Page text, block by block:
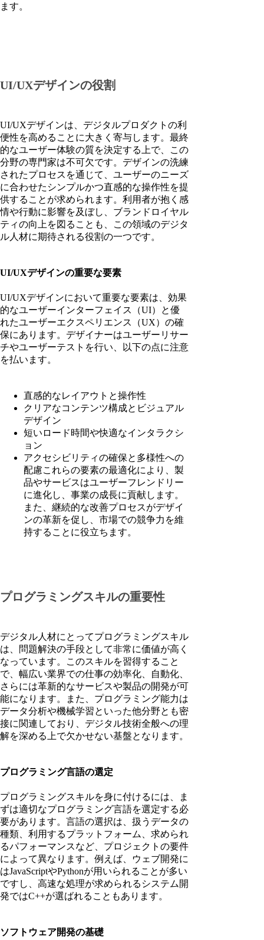
ます。
UI/UXデザインの役割
UI/UXデザインは、デジタルプロダクトの利
便性を高めることに大きく寄与します。最終
的なユーザー体験の質を決定する上で、この
分野の専門家は不可欠です。デザインの洗練
されたプロセスを通じて、ユーザーのニーズ
に合わせたシンプルかつ直感的な操作性を提
供することが求められます。利用者が抱く感
情や行動に影響を及ぼし、ブランドロイヤル
ティの向上を図ることも、この領域のデジタ
ル人材に期待される役割の一つです。
UI/UXデザインの重要な要素
UI/UXデザインにおいて重要な要素は、効果
的なユーザーインターフェイス（UI）と優
れたユーザーエクスペリエンス（UX）の確
保にあります。デザイナーはユーザーリサー
チやユーザーテストを行い、以下の点に注意
を払います。
直感的なレイアウトと操作性
クリアなコンテンツ構成とビジュアル
デザイン
短いロード時間や快適なインタラクシ
ョン
アクセシビリティの確保と多様性への
配慮これらの要素の最適化により、製
品やサービスはユーザーフレンドリー
に進化し、事業の成長に貢献します。
また、継続的な改善プロセスがデザイ
ンの革新を促し、市場での競争力を維
持することに役立ちます。
プログラミングスキルの重要性
デジタル人材にとってプログラミングスキル
は、問題解決の手段として非常に価値が高く
なっています。このスキルを習得すること
で、幅広い業界での仕事の効率化、自動化、
さらには革新的なサービスや製品の開発が可
能になります。また、プログラミング能力は
データ分析や機械学習といった他分野とも密
接に関連しており、デジタル技術全般への理
解を深める上で欠かせない基盤となります。
プログラミング言語の選定
プログラミングスキルを身に付けるには、ま
ずは適切なプログラミング言語を選定する必
要があります。言語の選択は、扱うデータの
種類、利用するプラットフォーム、求められ
るパフォーマンスなど、プロジェクトの要件
によって異なります。例えば、ウェブ開発に
はJavaScriptやPythonが用いられることが多い
ですし、高速な処理が求められるシステム開
発ではC++が選ばれることもあります。
ソフトウェア開発の基礎